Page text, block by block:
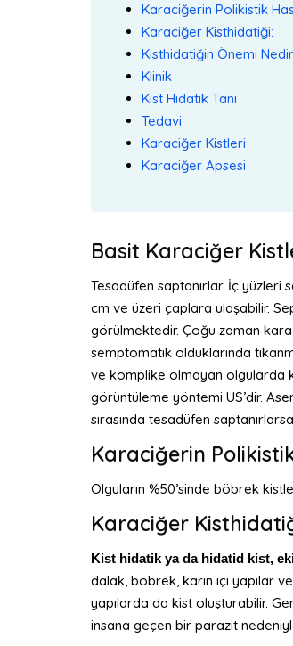
Karaciğerin Polikistik
Karaciğer Kisthidatiği:
Kisthidatiğin Önemi
Klinik
Kist Hidatik Tanı
Tedavi
Karaciğer Kistleri
Karaciğer Apsesi
Basit Karaciğer
Tesadüfen saptanırlar. İç
cm ve üzeri çaplara ulaşabilir.
görülmektedir. Çoğu zaman
semptomatik olduklarında
ve komplike olmayan olgularda
görüntüleme yöntemi US’dir.
sırasında tesadüfen
Karaciğerin
Olguların %50’sinde böbrek
Karaciğer
Kist hidatik ya da hidatid kist,
dalak, böbrek, karın içi yapılar
yapılarda da kist oluşturabilir.
insana geçen bir parazit